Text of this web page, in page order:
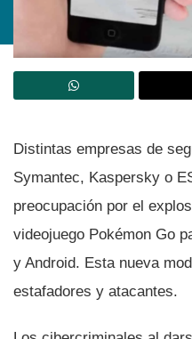
Distintas empresas de
Symantec, Kaspersky o
preocupación por el
videojuego Pokémon Go
y Android. Esta nueva
estafadores y atacantes.